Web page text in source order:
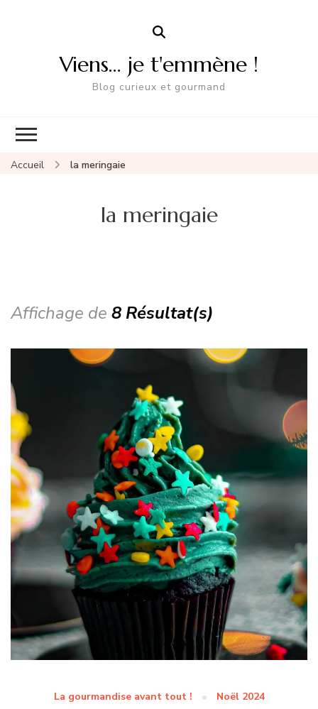
Viens… je t'emmène !
Blog curieux et gourmand
Accueil la meringaie
la meringaie
Affichage de 8 Résultat(s)
La gourmandise avant tout ! Noël 2024